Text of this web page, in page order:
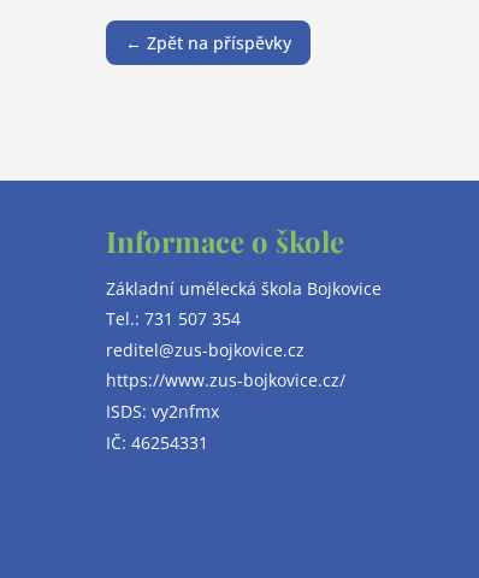
← Zpět na příspěvky
Informace o škole
Základní umělecká škola Bojkovice
Tel.: 731 507 354
reditel@zus-bojkovice.cz
https://www.zus-bojkovice.cz/
ISDS: vy2nfmx
IČ: 46254331